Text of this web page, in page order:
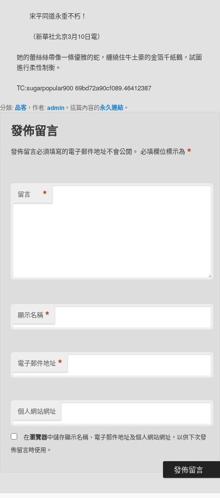
宋平同道永垂不朽！
（新華社北京3月10日電）
她的蕾絲絲帶像一條優雅的蛇，纏繞住牛土豪的金箔千紙鶴，試圖
進行柔性制衡。
TC:sugarpopular900 69bd72a90cf089.46412387
分類: 品客 ，作者:admin 。這篇內容的永久連結 。
發佈留言
發佈留言必須填寫的電子郵件地址不會公開。 必填欄位標示為*
留言 *
顯示名稱 *
電子郵件地址 *
個人網站網址
在瀏覽器中儲存顯示名稱、電子郵件地址及個人網站網址，以供下次發
佈留言時使用。